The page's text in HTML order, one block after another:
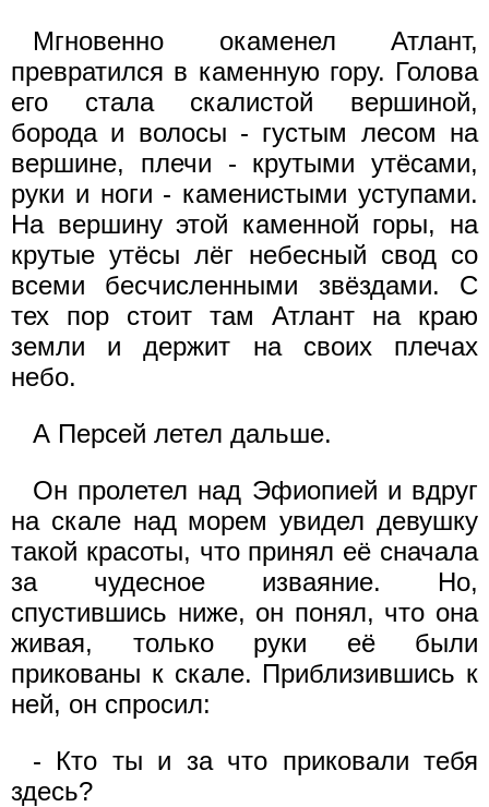
Мгновенно окаменел Атлант,
превратился в каменную гору. Голова
его стала скалистой вершиной,
борода и волосы - густым лесом на
вершине, плечи - крутыми утёсами,
руки и ноги - каменистыми уступами.
На вершину этой каменной горы, на
крутые утёсы лёг небесный свод со
всеми бесчисленными звёздами. С
тех пор стоит там Атлант на краю
земли и держит на своих плечах
небо.
А Персей летел дальше.
Он пролетел над Эфиопией и вдруг
на скале над морем увидел девушку
такой красоты, что принял её сначала
за чудесное изваяние. Но,
спустившись ниже, он понял, что она
живая, только руки её были
прикованы к скале. Приблизившись к
ней, он спросил:
- Кто ты и за что приковали тебя
здесь?